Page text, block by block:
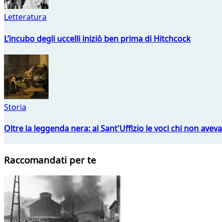
Letteratura
L’incubo degli uccelli iniziò ben prima di Hitchcock
Storia
Oltre la leggenda nera: al Sant'Uffizio le voci chi non
Raccomandati per te